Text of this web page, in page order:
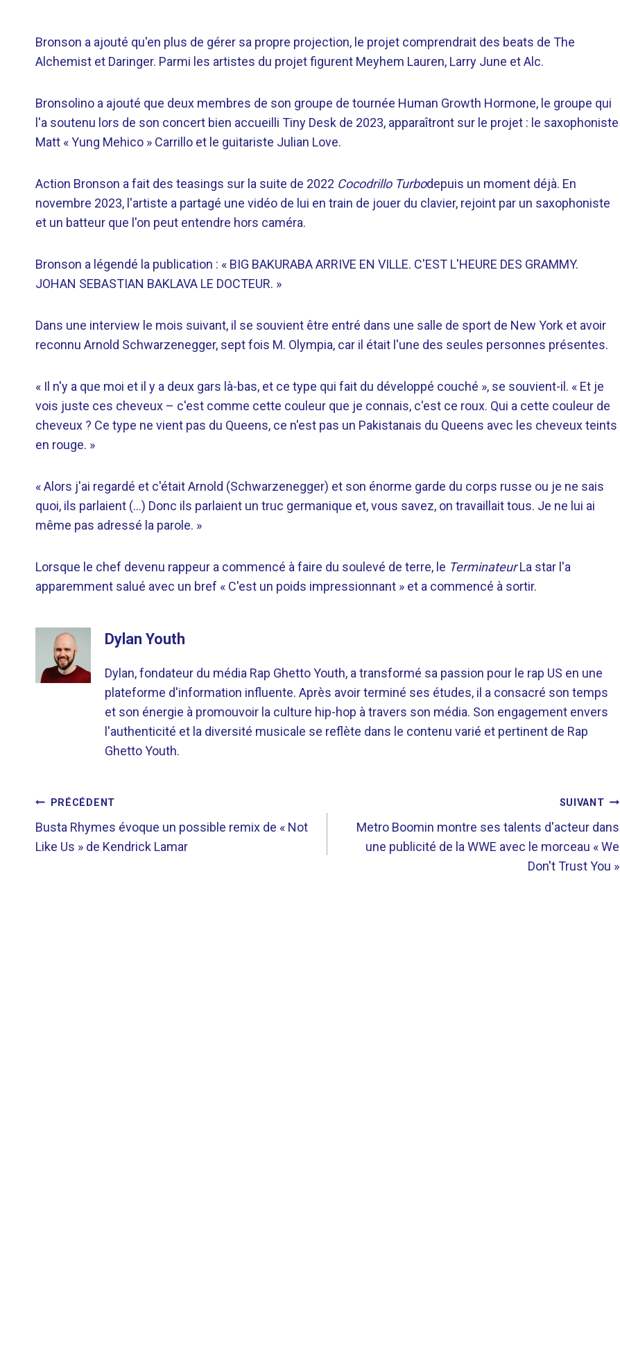
Bronson a ajouté qu'en plus de gérer sa propre projection, le projet comprendrait des beats de The
Alchemist et Daringer. Parmi les artistes du projet figurent Meyhem Lauren, Larry June et Alc.
Bronsolino a ajouté que deux membres de son groupe de tournée Human Growth Hormone, le groupe qui
l'a soutenu lors de son concert bien accueilli Tiny Desk de 2023, apparaîtront sur le projet : le saxophoniste
Matt « Yung Mehico » Carrillo et le guitariste Julian Love.
Action Bronson a fait des teasings sur la suite de 2022 Cocodrillo Turbodepuis un moment déjà. En
novembre 2023, l'artiste a partagé une vidéo de lui en train de jouer du clavier, rejoint par un saxophoniste
et un batteur que l'on peut entendre hors caméra.
Bronson a légendé la publication : « BIG BAKURABA ARRIVE EN VILLE. C'EST L'HEURE DES GRAMMY.
JOHAN SEBASTIAN BAKLAVA LE DOCTEUR. »
Dans une interview le mois suivant, il se souvient être entré dans une salle de sport de New York et avoir
reconnu Arnold Schwarzenegger, sept fois M. Olympia, car il était l'une des seules personnes présentes.
« Il n'y a que moi et il y a deux gars là-bas, et ce type qui fait du développé couché », se souvient-il. « Et je
vois juste ces cheveux – c'est comme cette couleur que je connais, c'est ce roux. Qui a cette couleur de
cheveux ? Ce type ne vient pas du Queens, ce n'est pas un Pakistanais du Queens avec les cheveux teints
en rouge. »
« Alors j'ai regardé et c'était Arnold (Schwarzenegger) et son énorme garde du corps russe ou je ne sais
quoi, ils parlaient (…) Donc ils parlaient un truc germanique et, vous savez, on travaillait tous. Je ne lui ai
même pas adressé la parole. »
Lorsque le chef devenu rappeur a commencé à faire du soulevé de terre, le TerminateurLa star l'a
apparemment salué avec un bref « C'est un poids impressionnant » et a commencé à sortir.
Dylan Youth
Dylan, fondateur du média Rap Ghetto Youth, a transformé sa passion pour le rap US en une
plateforme d'information influente. Après avoir terminé ses études, il a consacré son temps
et son énergie à promouvoir la culture hip-hop à travers son média. Son engagement envers
l'authenticité et la diversité musicale se reflète dans le contenu varié et pertinent de Rap
Ghetto Youth.
NAVIGATION
DE
PRÉCÉDENT
Busta Rhymes évoque un possible remix de « Not
Like Us » de Kendrick Lamar
SUIVANT
Metro Boomin montre ses talents d'acteur dans
une publicité de la WWE avec le morceau « We
Don't Trust You »